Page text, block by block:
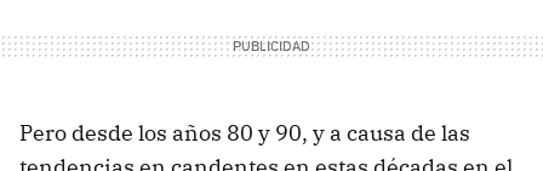
Pero desde los años 80 y 90, y a causa de las